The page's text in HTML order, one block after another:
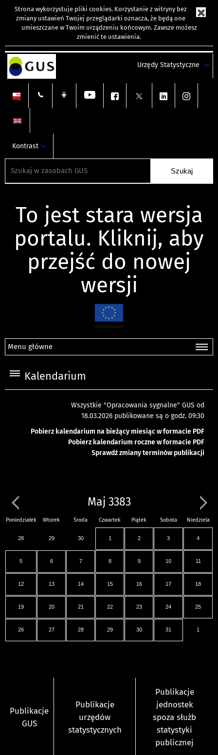
Strona wykorzystuje pliki cookies. Korzystanie z witryny bez
zmiany ustawień Twojej przeglądarki oznacza, że będą one
umieszczane w Twoim urządzeniu końcowym. Zawsze możesz
zmienić te ustawienia.
Urzędy Statystyczne
Kontrast
To jest stara wersja
portalu. Kliknij, aby
przejść do nowej
wersji
Menu główne
Kalendarium
Wszystkie "Opracowania sygnalne" GUS od
18.03.2026 publikowane są o godz. 09:30
Pobierz kalendarium na bieżący miesiąc w formacie PDF
Pobierz kalendarium roczne w formacie PDF
Sprawdź zmiany terminów publikacji
Maj 3383
Poniedziałek Wtorek Środa Czwartek Piątek Sobota Niedziela
28 29 30 1 2 3 4
5 6 7 8 9 10 11
12 13 14 15 16 17 18
19 20 21 22 23 24 25
26 27 28 29 30 31 1
Publikacje
GUS
Publikacje
urzędów
statystycznych
Publikacje
jednostek
spoza służb
statystyki
publicznej